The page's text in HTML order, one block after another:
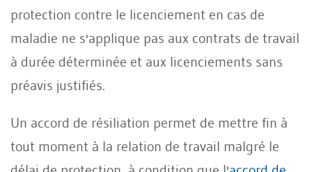
protection contre le licenciement en cas de
maladie ne s'applique pas aux contrats de travail
à durée déterminée et aux licenciements sans
préavis justifiés.
Un accord de résiliation permet de mettre fin à
tout moment à la relation de travail malgré le